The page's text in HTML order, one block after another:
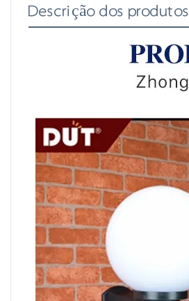
Descrição dos produtos